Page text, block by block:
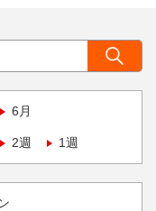
6月
2週 1週